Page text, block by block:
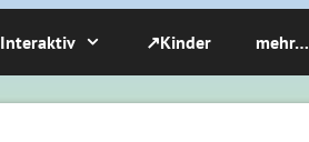
Interaktiv ↗Kinder mehr…